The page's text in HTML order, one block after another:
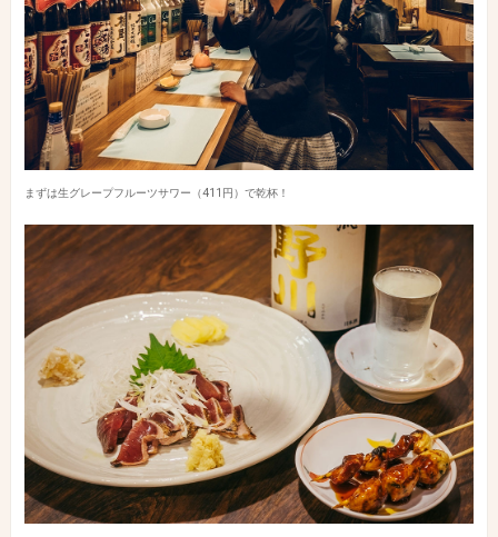
まずは生グレープフルーツサワー（411円）で乾杯！